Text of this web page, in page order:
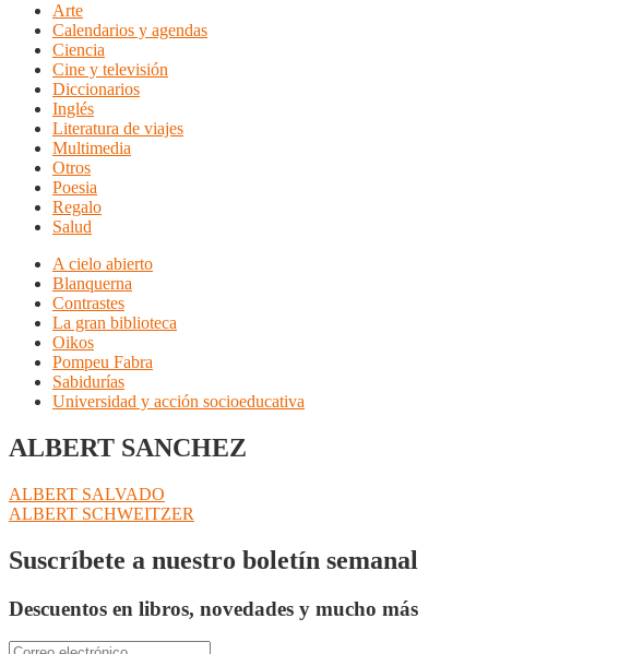
Arte
Calendarios y agendas
Ciencia
Cine y televisión
Diccionarios
Inglés
Literatura de viajes
Multimedia
Otros
Poesia
Regalo
Salud
A cielo abierto
Blanquerna
Contrastes
La gran biblioteca
Oikos
Pompeu Fabra
Sabidurías
Universidad y acción socioeducativa
ALBERT SANCHEZ
Navegación
de
entradas
Anterior:
ALBERT SALVADO
Siguiente:
ALBERT SCHWEITZER
Suscríbete a nuestro boletín semanal
Descuentos en libros, novedades y mucho más